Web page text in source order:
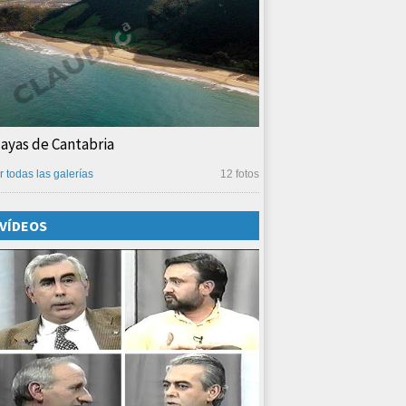
de Cantabria
12 fotos
todas las galerías
VÍDEOS